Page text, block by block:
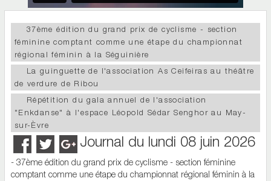
37ème édition du grand prix de cyclisme - section
féminine comptant comme une étape du championnat
régional féminin à la Séguinière
La guinguette de l'association As Ceifeiras au théâtre
de verdure de Ribou
Répétition du gala annuel de l'association
"Enkdanse" à l'espace Léopold Sédar Senghor au May-
sur-Èvre
Journal du lundi 08 juin 2026
- 37ème édition du grand prix de cyclisme - section féminine
comptant comme une étape du championnat régional féminin à la